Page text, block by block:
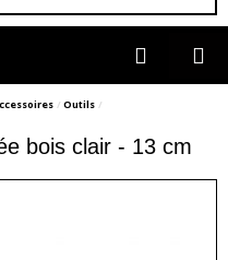
Outils
bois clair - 13 cm